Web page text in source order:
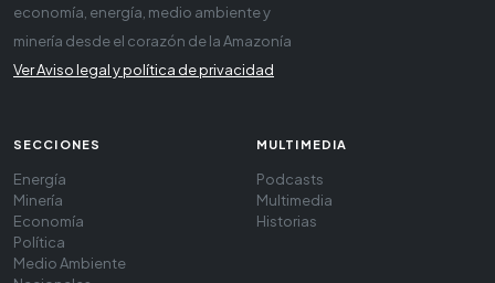
economía, energía, medio ambiente y
minería desde el corazón de la Amazonía
Ver Aviso legal y política de privacidad
SECCIONES
Energía
Minería
Economía
Política
Medio Ambiente
MULTIMEDIA
Podcasts
Multimedia
Historias